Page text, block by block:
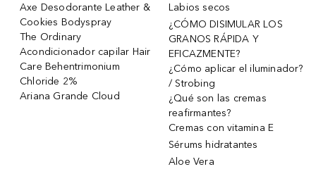
Axe Desodorante Leather &
Cookies Bodyspray
The Ordinary
Acondicionador capilar Hair
Care Behentrimonium
Chloride 2%
Ariana Grande Cloud
Labios secos
¿CÓMO DISIMULAR LOS
GRANOS RÁPIDA Y
EFICAZMENTE?
¿Cómo aplicar el iluminador?
/ Strobing
¿Qué son las cremas
reafirmantes?
Cremas con vitamina E
Sérums hidratantes
Aloe Vera